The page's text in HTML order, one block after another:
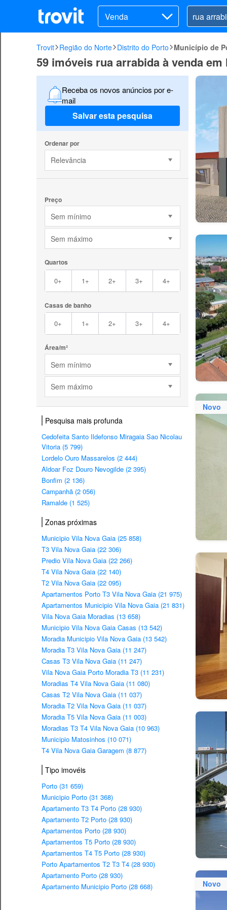
Venda
Trovit Região do Norte Distrito do Porto Município de
59 imóveis rua arrabida à venda
Receba os novos anúncios por e-
mail
Salvar esta pesquisa
Ordenar por
Relevância
Preço
Sem mínimo
Sem máximo
Quartos
0+ 1+ 2+ 3+ 4+
Casas de banho
0+ 1+ 2+ 3+ 4+
Área/m²
Sem mínimo
Sem máximo
Pesquisa mais profunda
Cedofeita Santo Ildefonso Miragaia Sao Nicolau
Vitoria (5 799)
Lordelo Ouro Massarelos (2 444)
Aldoar Foz Douro Nevogilde (2 395)
Bonfim (2 136)
Campanhã (2 056)
Ramalde (1 525)
Zonas próximas
Municipio Vila Nova Gaia (25 858)
T3 Vila Nova Gaia (22 306)
Predio Vila Nova Gaia (22 266)
T4 Vila Nova Gaia (22 140)
T2 Vila Nova Gaia (22 095)
Apartamentos Porto T3 Vila Nova Gaia (21 975)
Apartamentos Municipio Vila Nova Gaia (21 831)
Vila Nova Gaia Moradias (13 658)
Municipio Vila Nova Gaia Casas (13 542)
Moradia Municipio Vila Nova Gaia (13 542)
Moradia T3 Vila Nova Gaia (11 247)
Casas T3 Vila Nova Gaia (11 247)
Vila Nova Gaia Porto Moradia T3 (11 231)
Moradias T4 Vila Nova Gaia (11 080)
Casas T2 Vila Nova Gaia (11 037)
Moradia T2 Vila Nova Gaia (11 037)
Moradia T5 Vila Nova Gaia (11 003)
Moradias T3 T4 Vila Nova Gaia (10 963)
Municipio Matosinhos (10 071)
T4 Vila Nova Gaia Garagem (8 877)
Tipo imovéis
Porto (31 659)
Municipio Porto (31 368)
Apartamento T3 T4 Porto (28 930)
Apartamento T2 Porto (28 930)
Apartamentos Porto (28 930)
Apartamentos T5 Porto (28 930)
Apartamentos T4 T5 Porto (28 930)
Porto Apartamentos T2 T3 T4 (28 930)
Apartamento Porto (28 930)
Apartamento Municipio Porto (28 668)
Novo
Novo